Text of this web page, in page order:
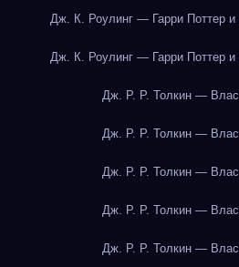
Дж. К. Роулинг — Гарри Поттер
Дж. К. Роулинг — Гарри Поттер
Дж. Р. Р. Толкин —
Дж. Р. Р. Толкин —
Дж. Р. Р. Толкин —
Дж. Р. Р. Толкин —
Дж. Р. Р. Толкин —